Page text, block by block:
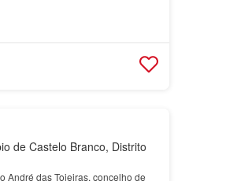
de Castelo Branco, Distrito
André das Tojeiras, concelho de